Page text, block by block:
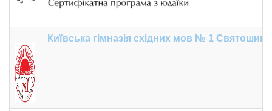
Київська гімназія східних мов № 1